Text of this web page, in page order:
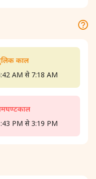
काल
AM से 7:18 AM
PM से 3:19 PM